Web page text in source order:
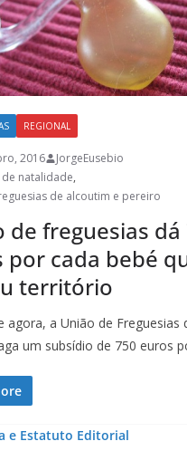
REGIONAL
2016
JorgeEusebio
natalidade,
de alcoutim e pereiro
de freguesias dá
por cada bebé
território
agora, a União de Freguesias
um subsídio de 750 euros
e Estatuto Editorial